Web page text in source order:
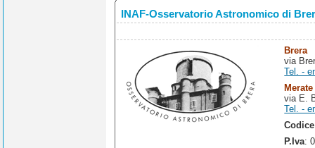
INAF-Osservatorio Astronomico di
Brera
via
Tel. -
Merate
via E.
Tel. -
P.Iva: